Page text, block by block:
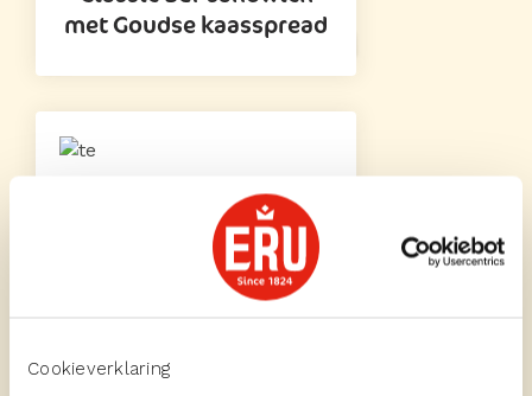
Cookieverklaring
met Goudse kaasspread
ERU Culinair Gouda
Mexicaanse borrelplank